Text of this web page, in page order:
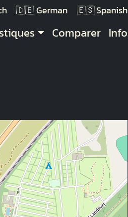
German Spanish
Comparer Info